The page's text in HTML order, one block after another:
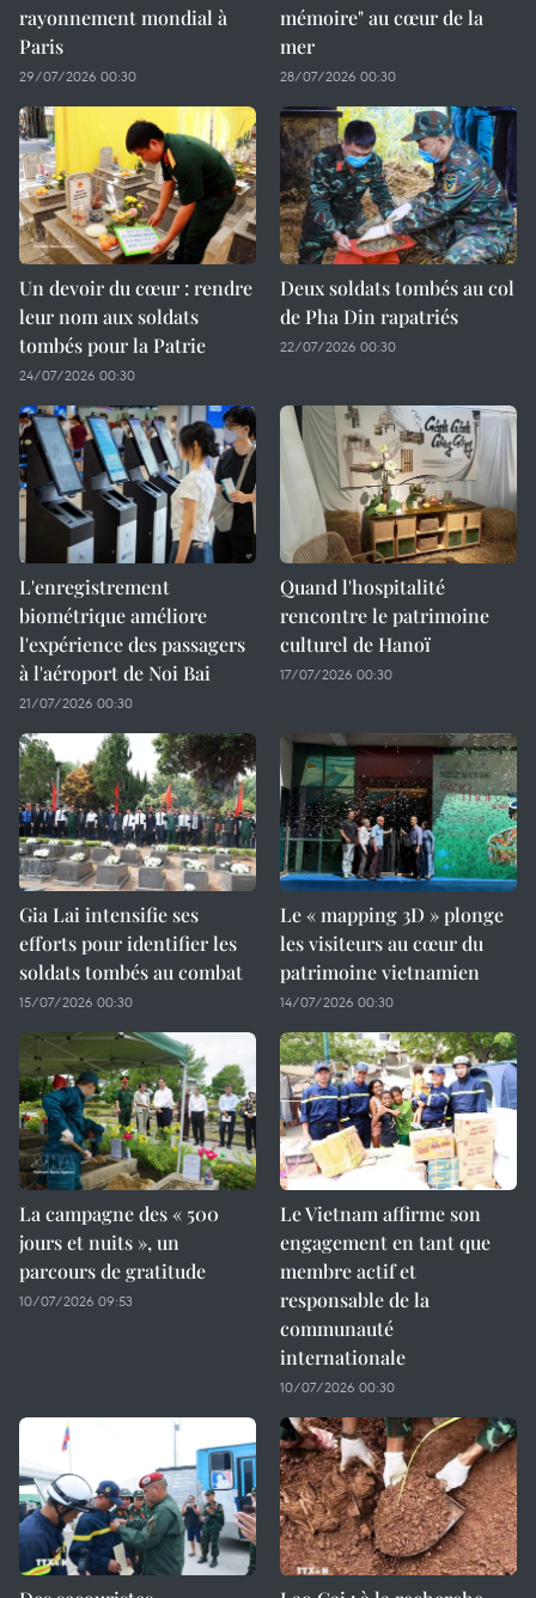
rayonnement mondial à
Paris
29/07/2026 00:30
mémoire" au cœur de la
mer
28/07/2026 00:30
Un devoir du cœur : rendre
leur nom aux soldats
tombés pour la Patrie
24/07/2026 00:30
Deux soldats tombés au col
de Pha Din rapatriés
22/07/2026 00:30
L'enregistrement
biométrique améliore
l'expérience des passagers
à l'aéroport de Noi Bai
21/07/2026 00:30
Quand l'hospitalité
rencontre le patrimoine
culturel de Hanoï
17/07/2026 00:30
Gia Lai intensifie ses
efforts pour identifier les
soldats tombés au combat
15/07/2026 00:30
Le « mapping 3D » plonge
les visiteurs au cœur du
patrimoine vietnamien
14/07/2026 00:30
La campagne des « 500
jours et nuits », un
parcours de gratitude
10/07/2026 09:53
Le Vietnam affirme son
engagement en tant que
membre actif et
responsable de la
communauté
internationale
10/07/2026 00:30